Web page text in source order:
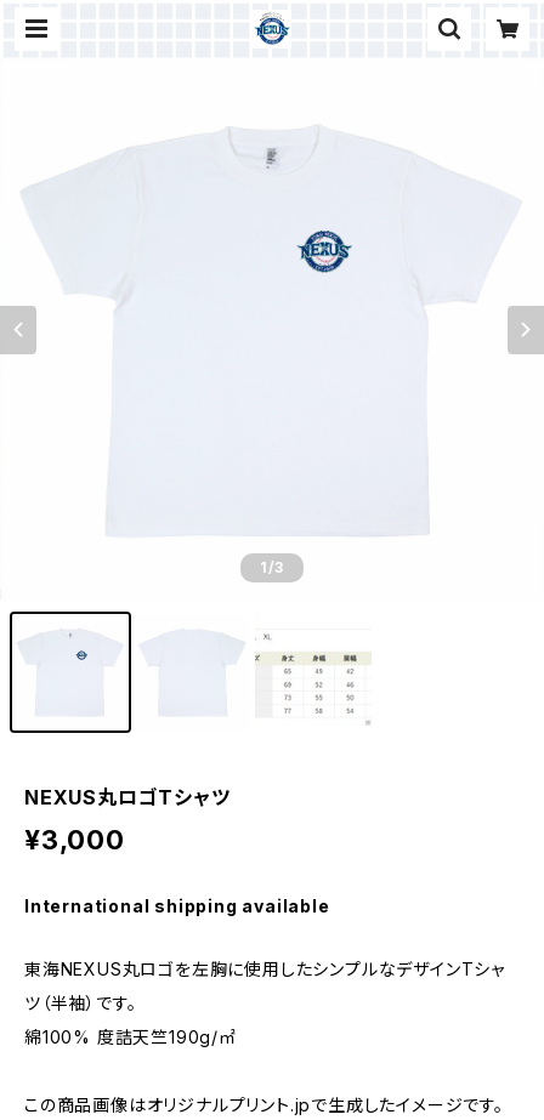
1/3
NEXUS丸ロゴTシャツ
¥3,000
International shipping available
東海NEXUS丸ロゴを左胸に使用したシンプルなデザインTシャ
ツ（半袖）です。
綿100% 度詰天竺190g/㎡
この商品画像はオリジナルプリント.jpで生成したイメージです。